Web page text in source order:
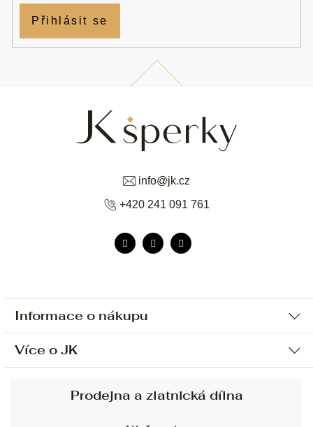
Informace o nákupu
Ochrana osobních údajů
Sjednání osobní schůzky
Obchodní podmínky
Více o JK
info@jk.cz
+420 241 091 761
Přihlásit se
Prodejna a zlatnická dílna